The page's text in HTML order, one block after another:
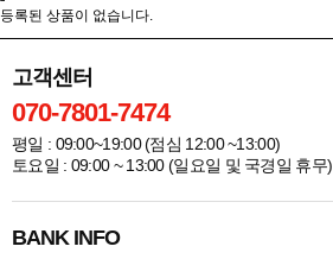
등록된 상품이 없습니다.
고객센터
070-7801-7474
평일 : 09:00~19:00 (점심 12:00 ~13:00)
토요일 : 09:00 ~ 13:00 (일요일 및 국경일 휴무)
BANK INFO